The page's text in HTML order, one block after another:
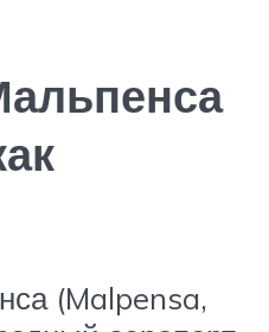
(Malpensa,